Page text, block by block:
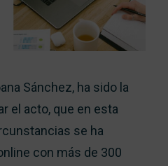
Sánchez, ha sido la
el acto, que en esta
se ha
con más de 300